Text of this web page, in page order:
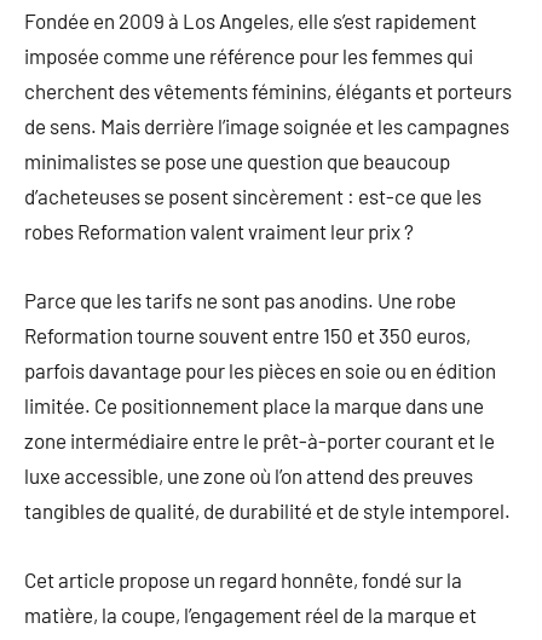
aux
événements
clés.
pour
des
précieux
mode
non
féminine
et
plus
Fondée en 2009 à Los Angeles, elle s’est rapidement
imposée comme une référence pour les femmes qui
cherchent des vêtements féminins, élégants et porteurs
de sens. Mais derrière l’image soignée et les campagnes
minimalistes se pose une question que beaucoup
d’acheteuses se posent sincèrement : est-ce que les
robes Reformation valent vraiment leur prix ?
Parce que les tarifs ne sont pas anodins. Une robe
Reformation tourne souvent entre 150 et 350 euros,
parfois davantage pour les pièces en soie ou en édition
limitée. Ce positionnement place la marque dans une
zone intermédiaire entre le prêt-à-porter courant et le
luxe accessible, une zone où l’on attend des preuves
tangibles de qualité, de durabilité et de style intemporel.
Cet article propose un regard honnête, fondé sur la
matière, la coupe, l’engagement réel de la marque et